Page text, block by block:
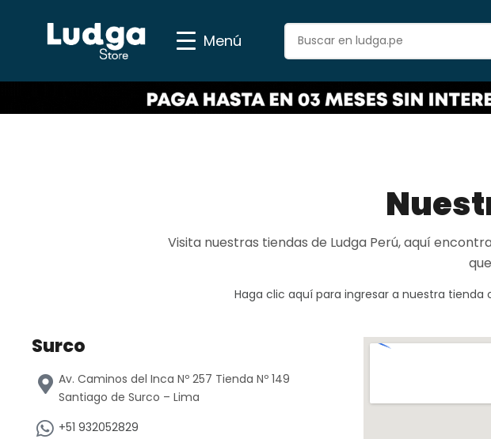
Menú
Visita nuestras tiendas de Ludga Perú, aquí
Haga clic aquí para ingresar a nuestra
Surco
Av. Caminos del Inca Nº 257 Tienda Nº 149
Santiago de Surco – Lima
+51 932052829